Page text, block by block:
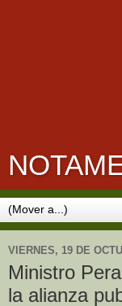
VIERNES, 19 DE
Ministro
la alianza